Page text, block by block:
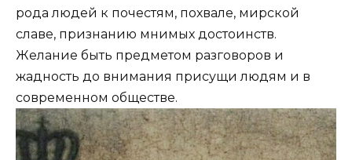
рода людей к почестям, похвале, мирской
славе, признанию мнимых достоинств.
Желание быть предметом разговоров и
жадность до внимания присущи людям и в
современном обществе.